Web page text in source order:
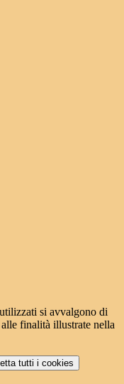
si avvalgono di
finalità illustrate nella
tutti i cookies